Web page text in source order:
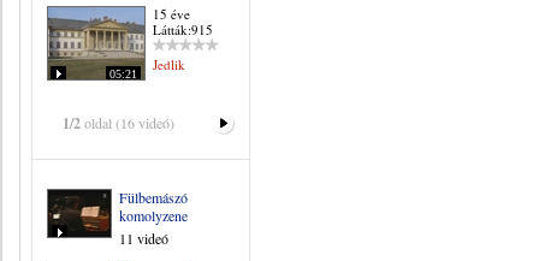
05:21
15 éve
Látták:915
Jedlik
1/2oldal (16 videó)
Fülbemászó
komolyzene
11 videó